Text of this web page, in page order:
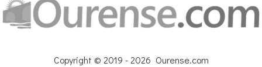
Copyright © 2019 - 2026 Ourense.com